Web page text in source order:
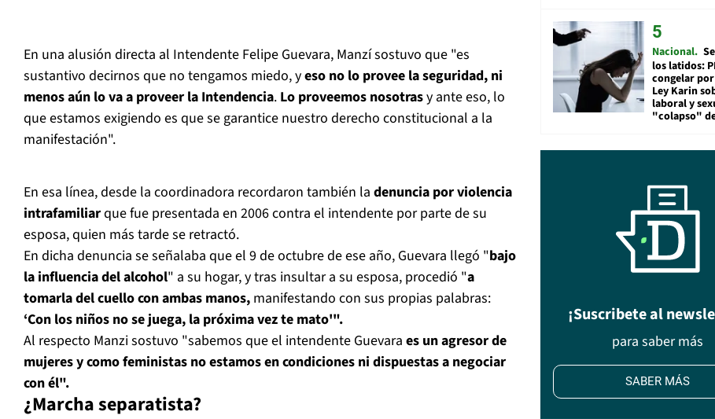
En una alusión directa al Intendente Felipe Guevara, Manzí sostuvo que "es
sustantivo decirnos que no tengamos miedo, yeso no lo provee la seguridad, ni
menos aún lo va a proveer la Intendencia. Lo proveemos nosotrasy ante eso, lo
que estamos exigiendo es que se garantice nuestro derecho constitucional a la
manifestación".
En esa línea, desde la coordinadora recordaron también la denuncia por violencia
intrafamiliarque fue presentada en 2006 contra el intendente por parte de su
esposa, quien más tarde se retractó.
En dicha denuncia se señalaba que el 9 de octubre de ese año, Guevara llegó "bajo
la influencia del alcohol" a su hogar, y tras insultar a su esposa, procedió "a
tomarla del cuello con ambas manos, manifestando con sus propias palabras:
‘Con los niños no se juega, la próxima vez te mato'".
Al respecto Manzi sostuvo "sabemos que el intendente Guevara es un agresor de
mujeres y como feministas no estamos en condiciones ni dispuestas a negociar
con él".
¿Marcha separatista?
Nacional
los latidos:
congelar
Ley Karin
laboral y
"colapso"
¡Suscribete al
para saber más
SABER MÁS